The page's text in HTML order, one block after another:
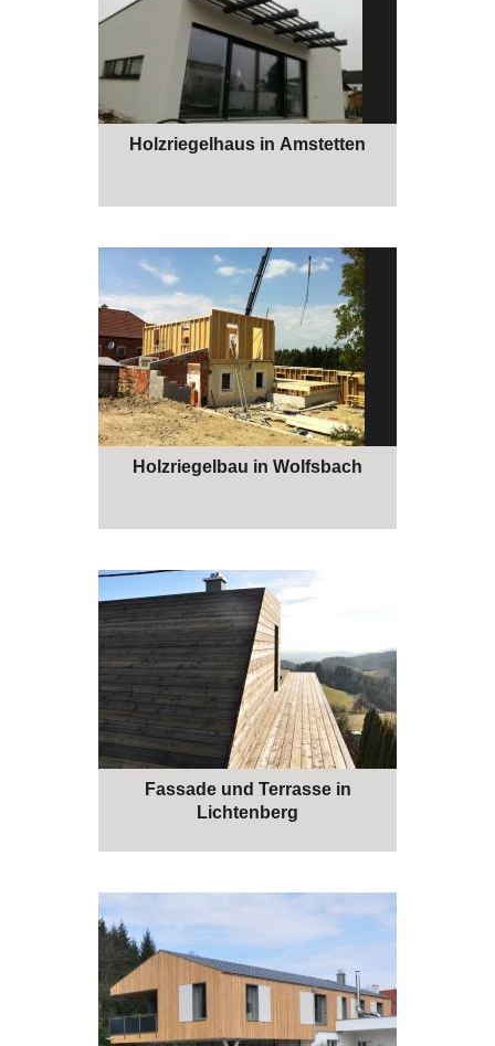
Holzriegelhaus in Amstetten
Holzriegelbau in Wolfsbach
Fassade und Terrasse in
Lichtenberg